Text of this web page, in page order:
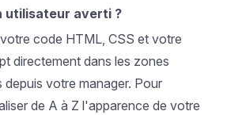
utilisateur averti ?
code HTML, CSS et votre
directement dans les zones
depuis votre manager. Pour
de A à Z l'apparence de votre